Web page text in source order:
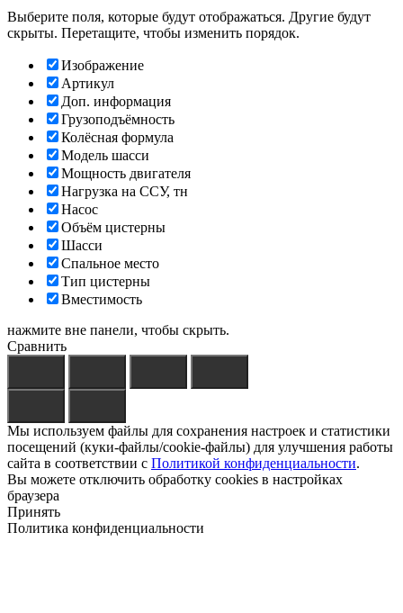
Выберите поля, которые будут отображаться. Другие будут
скрыты. Перетащите, чтобы изменить порядок.
Изображение
Артикул
Доп. информация
Грузоподъёмность
Колёсная формула
Модель шасси
Мощность двигателя
Нагрузка на ССУ, тн
Насос
Объём цистерны
Шасси
Спальное место
Тип цистерны
Вместимость
нажмите вне панели, чтобы скрыть.
Сравнить
Мы используем файлы для сохранения настроек и статистики
посещений (куки-файлы/cookie-файлы) для улучшения работы
сайта в соответствии с Политикой конфиденциальности.
Вы можете отключить обработку cookies в настройках
браузера
Принять
Политика конфиденциальности